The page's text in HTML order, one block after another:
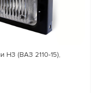
(ВАЗ 2110-15),